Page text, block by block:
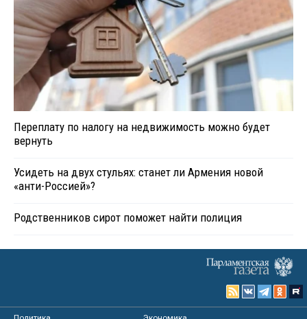
Переплату по налогу на недвижимость можно будет
вернуть
Усидеть на двух стульях: станет ли Армения новой
«анти-Россией»?
Родственников сирот поможет найти полиция